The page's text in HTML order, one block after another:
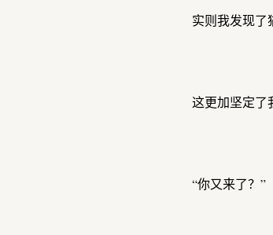
实则我发现了
这更加坚定了
“你又来了？”